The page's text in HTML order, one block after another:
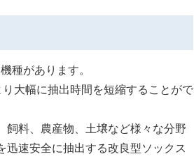
種があります。
大幅に抽出時間を短縮することがで
料、農産物、土壌など様々な分野
速安全に抽出する改良型ソックス